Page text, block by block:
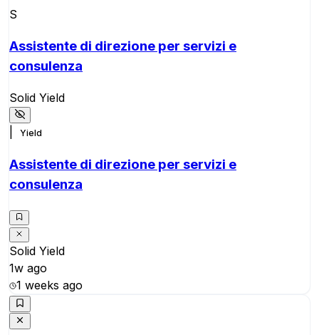
S
Assistente di direzione per servizi e
consulenza
Solid Yield
Yield
Assistente di direzione per servizi e
consulenza
Solid Yield
1w ago
1 weeks ago